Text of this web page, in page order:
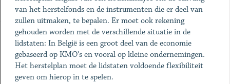
van het herstelfonds en de instrumenten die er deel van
zullen uitmaken, te bepalen. Er moet ook rekening
gehouden worden met de verschillende situatie in de
lidstaten: In België is een groot deel van de economie
gebaseerd op KMO's en vooral op kleine ondernemingen.
Het herstelplan moet de lidstaten voldoende flexibiliteit
geven om hierop in te spelen.